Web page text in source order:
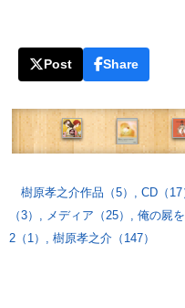
Post Share
樹原孝之介作品（5） CD（17
（3）
メディア（25） 俺の屍
2（1）
樹原孝之介（147）